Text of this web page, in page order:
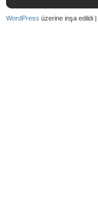
WordPress üzerine inşa edildi |